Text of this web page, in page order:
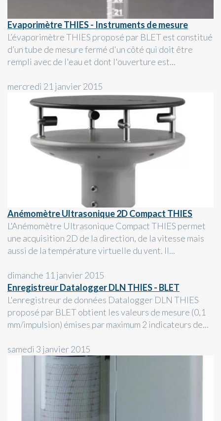
Evaporimètre THIES - Instruments de mesure
L’évaporimètre THIES proposé par BLET est constitué
d’un tube de mesure fermé d'un côté qui doit être
rempli avec de l'eau et dont l'ouverture est...
mercredi 21 janvier 2015
Anémomètre Ultrasonique 2D Compact THIES
L'Anémomètre Ultrasonique Compact THIES permet
une acquisition 2D de la direction, de la vitesse mais
aussi de la température virtuelle du vent. Il...
dimanche 11 janvier 2015
Enregistreur Datalogger DLN THIES - BLET
L'enregistreur de données Datalogger DLN THIES
proposé par BLET obtient les valeurs de mesure (0,1
mm/impulsion) émises par maximum 2 indicateurs de...
samedi 3 janvier 2015